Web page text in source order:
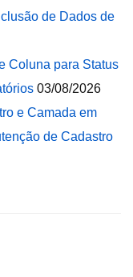
de Dados de
Coluna para Status
03/08/2026
e Camada em
de Cadastro